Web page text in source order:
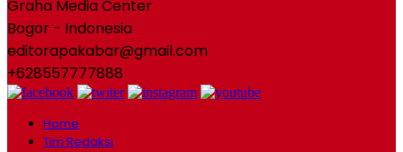
Graha Media Center
Bogor - Indonesia
editorapakabar@gmail.com
+628557777888
Home
Tim Redaksi